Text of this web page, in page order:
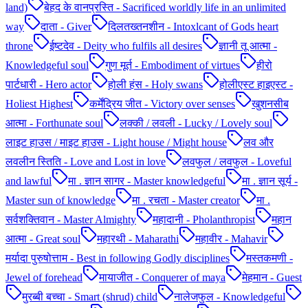
land)
बेहद के वानप्रस्ति - Sacrificed worldly life in an unlimited
way
दाता - Giver
दिलतख्तनशीन - Intoxlcant of Gods heart
throne
ईष्टदेव - Deity who fulfils all desires
ज्ञानी तू आत्मा -
Knowledgeful soul
गुण मूर्त - Embodiment of virtues
हीरो
पार्टधारी - Hero actor
होली हंस - Holy swans
होलीएस्ट हाइएस्ट -
Holiest Highest
कर्मेंद्रिय जीत - Victory over senses
खुशनसीब
आत्मा - Forthunate soul
लक्की / लवली - Lucky / Lovely soul
लाइट हाउस / माइट हाउस - Light house / Might house
लव और
लवलीन स्तिति - Love and Lost in love
लवफुल / लवफुल - Loveful
and lawful
मा . ज्ञान सागर - Master knowledgeful
मा . ज्ञान सूर्य -
Master sun of knowledge
मा . रचता - Master creator
मा .
सर्वशक्तिवान - Master Almighty
महादानी - Pholanthropist
महान
आत्मा - Great soul
महारथी - Maharathi
महावीर - Mahavir
मर्यादा पुरुषोत्ताम - Best in following Godly disciplines
मस्तकमणी -
Jewel of forehead
मायाजीत - Conquerer of maya
मेहमान - Guest
मुरब्बी बच्चा - Smart (shrud) child
नालेजफुल - Knowledgeful